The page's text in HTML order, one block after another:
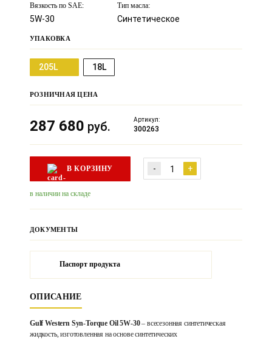
Вязкость по SAE:
5W-30
Тип масла:
Синтетическое
УПАКОВКА
205L 18L
РОЗНИЧНАЯ ЦЕНА
287 680 руб. Артикул:
300263
В КОРЗИНУ - +
в наличии на складе
ДОКУМЕНТЫ
Паспорт продукта
ОПИСАНИЕ
Gulf Western Syn-Torque Oil 5W-30– всесезонная синтетическая
жидкость, изготовленная на основе синтетических